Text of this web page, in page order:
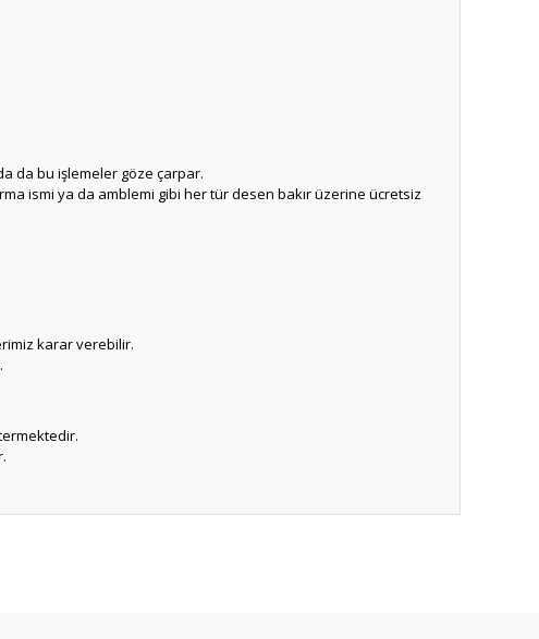
da bu işlemeler göze çarpar.
ismi ya da amblemi gibi her tür desen bakır üzerine ücretsiz
karar verebilir.